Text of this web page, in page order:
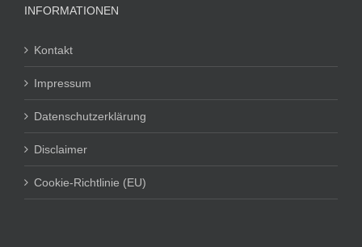
INFORMATIONEN
Kontakt
Impressum
Datenschutzerklärung
Disclaimer
Cookie-Richtlinie (EU)